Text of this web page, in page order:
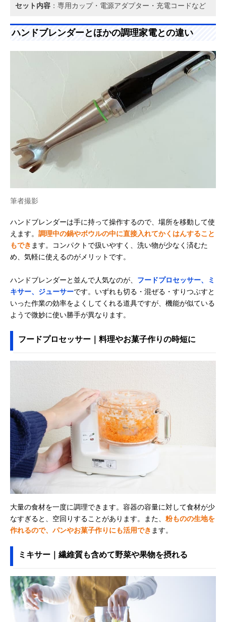
セット内容 ：専用カップ・電源アダプター・充電コードなど
ハンドブレンダーとほかの調理家電との違い
筆者撮影
ハンドブレンダーは手に持って操作するので、場所を移動して使
えます。 調理中の鍋やボウルの中に直接入れてかくはんすること
もでき ます。コンパクトで扱いやすく、洗い物が少なく済むた
め、気軽に使えるのがメリットです。
ハンドブレンダーと並んで人気なのが、 フードプロセッサー、ミ
キサー、ジューサーです。いずれも切る・混ぜる・すりつぶすと
いった作業の効率をよくしてくれる道具ですが、機能が似ている
ようで微妙に使い勝手が異なります。
フードプロセッサー｜料理やお菓子作りの時短に
大量の食材を一度に調理できます。容器の容量に対して食材が少
なすぎると、空回りすることがあります。また、 粉ものの生地を
作れるので、パンやお菓子作りにも活用でき ます。
ミキサー｜繊維質も含めて野菜や果物を摂れる